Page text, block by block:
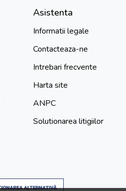
Asistenta
Informatii legale
Contacteaza-ne
Intrebari frecvente
Harta site
ANPC
Solutionarea litigiilor